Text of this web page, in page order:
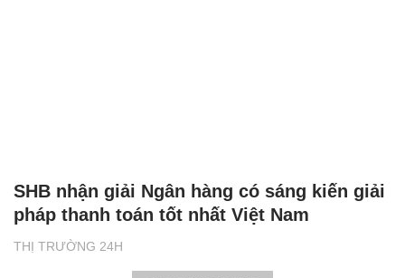
THỊ TRƯỜNG 24H
SHB nhận giải Ngân hàng có sáng kiến giải
pháp thanh toán tốt nhất Việt Nam